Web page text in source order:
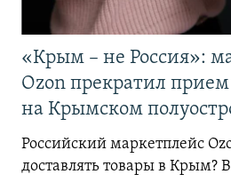
«Крым – не Россия»:
Ozon прекратил
на Крымском
Российский маркетплейс
доставлять товары в Крым?